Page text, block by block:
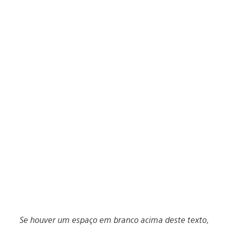
Se houver um espaço em branco acima deste texto,